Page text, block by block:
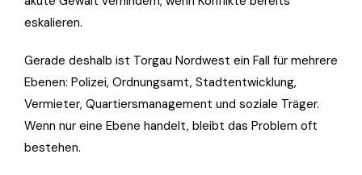
eskalieren.
Gerade deshalb ist Torgau Nordwest ein Fall für mehrere
Ebenen: Polizei, Ordnungsamt, Stadtentwicklung,
Vermieter, Quartiersmanagement und soziale Träger.
Wenn nur eine Ebene handelt, bleibt das Problem oft
bestehen.